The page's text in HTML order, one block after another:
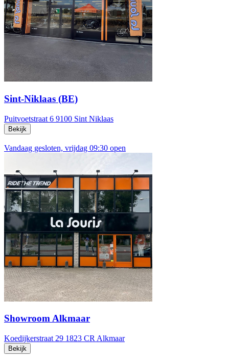
Sint-Niklaas (BE)
Puitvoetstraat 6 9100 Sint Niklaas
Bekijk
Vandaag gesloten, vrijdag 09:30 open
Showroom Alkmaar
Koedijkerstraat 29 1823 CR Alkmaar
Bekijk